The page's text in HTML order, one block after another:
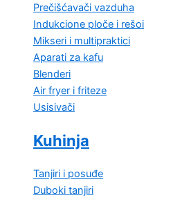
Prečišćavači vazduha
Indukcione ploče i rešoi
Mikseri i multipraktici
Aparati za kafu
Blenderi
Air fryer i friteze
Usisivači
Kuhinja
Tanjiri i posuđe
Duboki tanjiri